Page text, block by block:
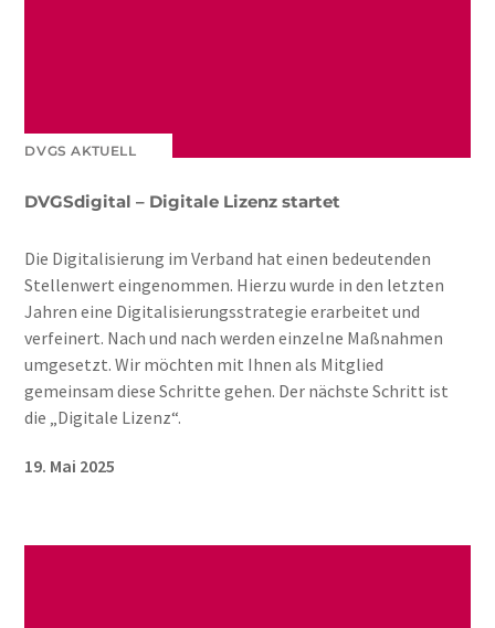
DVGS AKTUELL
DVGSdigital – Digitale Lizenz startet
Die Digitalisierung im Verband hat einen bedeutenden
Stellenwert eingenommen. Hierzu wurde in den letzten
Jahren eine Digitalisierungsstrategie erarbeitet und
verfeinert. Nach und nach werden einzelne Maßnahmen
umgesetzt. Wir möchten mit Ihnen als Mitglied
gemeinsam diese Schritte gehen. Der nächste Schritt ist
die „Digitale Lizenz“.
19. Mai 2025